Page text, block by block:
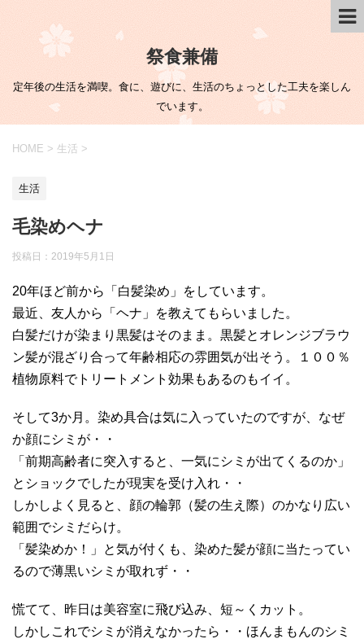
祭食兼備
定年後の生活を満喫。食に、遊びに、生活のちょっとした工夫を楽しん
でいます。
HOME > 生活 >
生活
毛染めヘナ
投稿日： 2019年5月1日
20年ほど前から「白髪染め」をしています。
最近、友人から「ヘナ」を教えてもらいました。
白髪だけが染まり黒髪はそのまま。黒髪とオレンジブラウ
ン髪が混ざり合って年齢相応の雰囲気が出そう。１００％
植物原料でトリートメント効果もあるのもイイ。
そして3か月。染め具合は気に入っていたのですが、なぜ
か顔にシミが・・
「前期高齢者に突入すると、一気にシミが出てくるのか」
とショックでしたが現実を受け入れ・・
しかしよく見ると、顔の輪郭（髪の生え際）のかなり広い
範囲でシミだらけ。
「髪染めか！」と気が付くも、染めた髪が顔に当たってい
るので薄黒いシミが取れず・・
慌てて、昨日は美容室に飛び込み、短～くカット。
しかしこれでシミが消えなかったら・・ほんまもんのシミ